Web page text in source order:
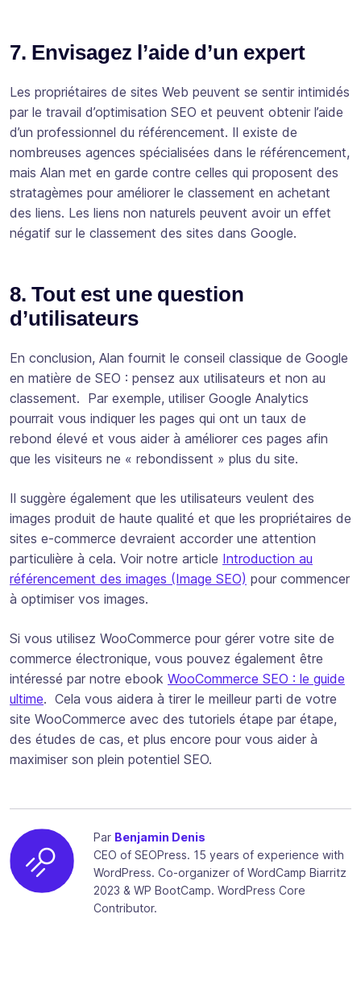
7. Envisagez l’aide d’un expert
Les propriétaires de sites Web peuvent se sentir intimidés
par le travail d’optimisation SEO et peuvent obtenir l’aide
d’un professionnel du référencement. Il existe de
nombreuses agences spécialisées dans le référencement,
mais Alan met en garde contre celles qui proposent des
stratagèmes pour améliorer le classement en achetant
des liens. Les liens non naturels peuvent avoir un effet
négatif sur le classement des sites dans Google.
8. Tout est une question
d’utilisateurs
En conclusion, Alan fournit le conseil classique de Google
en matière de SEO : pensez aux utilisateurs et non au
classement. Par exemple, utiliser Google Analytics
pourrait vous indiquer les pages qui ont un taux de
rebond élevé et vous aider à améliorer ces pages afin
que les visiteurs ne « rebondissent » plus du site.
Il suggère également que les utilisateurs veulent des
images produit de haute qualité et que les propriétaires de
sites e-commerce devraient accorder une attention
particulière à cela. Voir notre article Introduction au
référencement des images (Image SEO) pour commencer
à optimiser vos images.
Si vous utilisez WooCommerce pour gérer votre site de
commerce électronique, vous pouvez également être
intéressé par notre ebook WooCommerce SEO : le guide
ultime. Cela vous aidera à tirer le meilleur parti de votre
site WooCommerce avec des tutoriels étape par étape,
des études de cas, et plus encore pour vous aider à
maximiser son plein potentiel SEO.
Par Benjamin Denis
CEO of SEOPress. 15 years of experience with
WordPress. Co-organizer of WordCamp Biarritz
2023 & WP BootCamp. WordPress Core
Contributor.